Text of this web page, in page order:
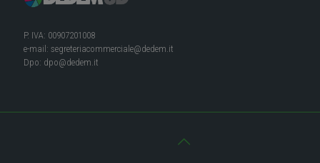
P. IVA: 00907201008
e-mail: segreteriacommerciale@dedem.it
Dpo: dpo@dedem.it